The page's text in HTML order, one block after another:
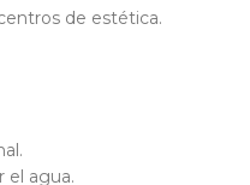
de estética.
el agua.